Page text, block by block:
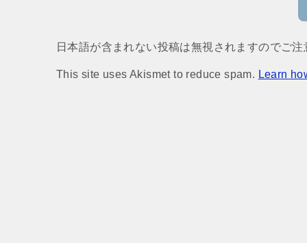
日本語が含まれない投稿は無視されますのでご注
This site uses Akismet to reduce spam. Learn